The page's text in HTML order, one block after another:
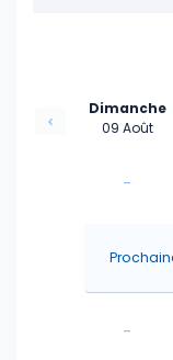
Dimanche
09 Août
-
-